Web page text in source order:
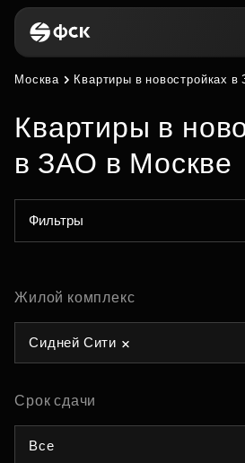
Москва Квартиры в новостройках
Квартиры в
в ЗАО в Москве
Фильтры
Жилой комплекс
Сидней Сити
Срок сдачи
Все